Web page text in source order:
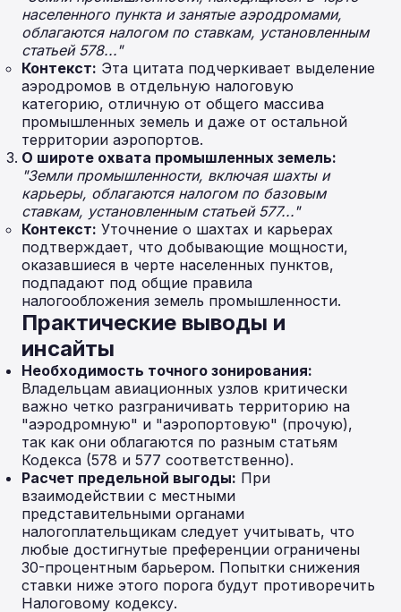
населенного пункта и занятые аэродромами,
облагаются налогом по ставкам, установленным
статьей 578..."
Контекст: Эта цитата подчеркивает выделение
аэродромов в отдельную налоговую
категорию, отличную от общего массива
промышленных земель и даже от остальной
территории аэропортов.
О широте охвата промышленных земель:
"Земли промышленности, включая шахты и
карьеры, облагаются налогом по базовым
ставкам, установленным статьей 577..."
Контекст: Уточнение о шахтах и карьерах
подтверждает, что добывающие мощности,
оказавшиеся в черте населенных пунктов,
подпадают под общие правила
налогообложения земель промышленности.
Практические выводы и
инсайты
Необходимость точного зонирования:
Владельцам авиационных узлов критически
важно четко разграничивать территорию на
"аэродромную" и "аэропортовую" (прочую),
так как они облагаются по разным статьям
Кодекса (578 и 577 соответственно).
Расчет предельной выгоды: При
взаимодействии с местными
представительными органами
налогоплательщикам следует учитывать, что
любые достигнутые преференции ограничены
30-процентным барьером. Попытки снижения
ставки ниже этого порога будут противоречить
Налоговому кодексу.